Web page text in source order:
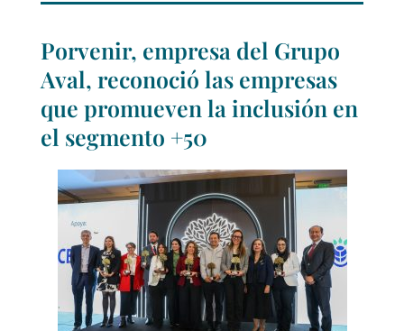
Porvenir, empresa del Grupo
Aval, reconoció las empresas
que promueven la inclusión en
el segmento +50